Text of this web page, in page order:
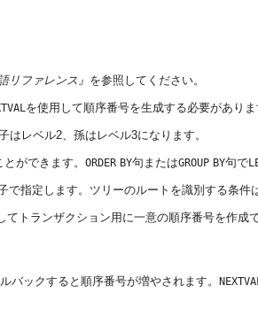
リファレンス』 を参照してください。
を使用して順序番号を生成する必要がありま
レベル2、孫はレベル3になります。
ができます。 ORDER BY句またはGROUP BY句で
指定します。ツリーのルートを識別する条件は
トランザクション用に一意の順序番号を作成
バックすると順序番号が増やされます。